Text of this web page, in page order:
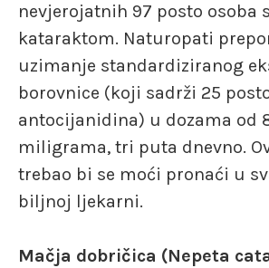
nevjerojatnih 97 posto osoba
kataraktom. Naturopati
uzimanje standardiziranog
borovnice (koji sadrži 25
antocijanidina) u dozama od
miligrama, tri puta dnevno.
trebao bi se moći pronaći u
biljnoj ljekarni.
Mačja dobričica (Nepeta